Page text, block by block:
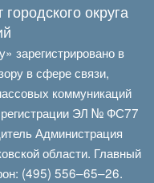
округа
зарегистрировано в
в сфере связи,
коммуникаций
регистрации ЭЛ № ФС77
Администрация
области. Главный
(495) 556–65–26.